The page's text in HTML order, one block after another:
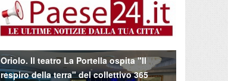
Oriolo. Il teatro La Portella ospita "Il
respiro della terra" del collettivo 365